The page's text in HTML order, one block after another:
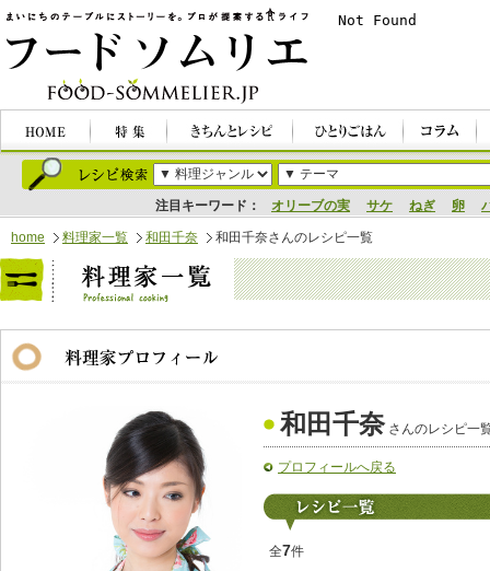
注目キーワード： オリーブの実 サケ ねぎ 卵
home 料理家一覧 和田千奈 和田千奈さんのレシピ一覧
和田千奈 さんのレシピ一
プロフィールへ戻る
全7件